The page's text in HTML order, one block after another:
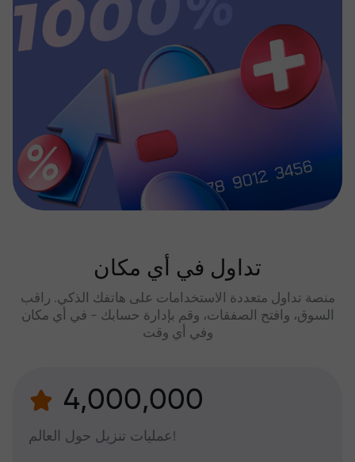
تداول في أي مكان
منصة تداول متعددة الاستخدامات على هاتفك الذكي. راقب
السوق، وافتح الصفقات، وقم بإدارة حسابك - في أي مكان
وفي أي وقت
4,000,000
عمليات تنزيل حول العالم!